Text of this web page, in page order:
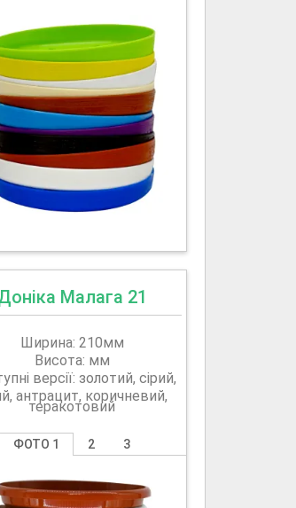
Малага 21
Ширина: 210мм
Висота: мм
версії: золотий, сірий,
антрацит, коричневий,
теракотовий
ФОТО 1 2 3